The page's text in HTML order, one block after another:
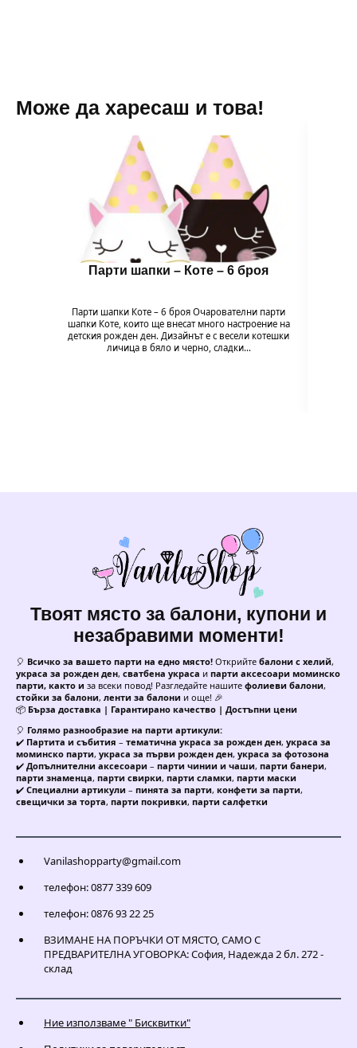
Може да харесаш и това!
Парти шапки – Коте – 6 броя
Парти шапки Коте – 6 броя Очарователни парти
шапки Коте, които ще внесат много настроение на
детския рожден ден. Дизайнът е с весели котешки
личица в бяло и черно, сладки…
Твоят място за балони, купони и
незабравими моменти!
🎈 Всичко за вашето парти на едно място! Открийте балони с хелий,
украса за рожден ден, сватбена украса и парти аксесоари моминско
парти, както и за всеки повод! Разгледайте нашите фолиеви балони,
стойки за балони, ленти за балони и още! 🎉
📦 Бърза доставка | Гарантирано качество | Достъпни цени
🎈 Голямо разнообразие на парти артикули:
✔️ Партита и събития – тематична украса за рожден ден, украса за
моминско парти, украса за първи рожден ден, украса за фотозона
✔️ Допълнителни аксесоари – парти чинии и чаши, парти банери,
парти знаменца, парти свирки, парти сламки, парти маски
✔️ Специални артикули – пинята за парти, конфети за парти,
свещички за торта, парти покривки, парти салфетки
Vanilashopparty@gmail.com
телефон: 0877 339 609
телефон: 0876 93 22 25
ВЗИМАНЕ НА ПОРЪЧКИ ОТ МЯСТО, САМО С
ПРЕДВАРИТЕЛНА УГОВОРКА: София, Надежда 2 бл. 272 -
склад
Ние използваме " Бисквитки"